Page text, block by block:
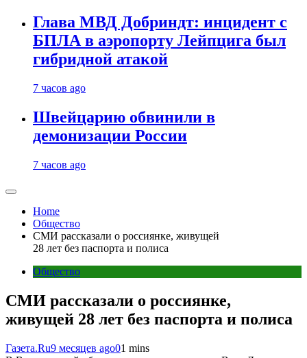
Глава МВД Добриндт: инцидент с
БПЛА в аэропорту Лейпцига был
гибридной атакой
7 часов ago
Швейцарию обвинили в
демонизации России
7 часов ago
Home
Общество
СМИ рассказали о россиянке, живущей
28 лет без паспорта и полиса
Общество
СМИ рассказали о россиянке,
живущей 28 лет без паспорта и полиса
Газета.Ru9 месяцев ago01 mins